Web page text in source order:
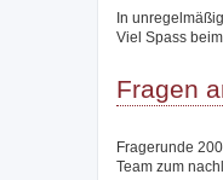
In
Viel Spass
Fragen
Fragerunde
Team zum